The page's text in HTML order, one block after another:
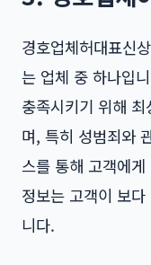
경호업체허대표신
는 업체 중 하나입
충족시키기 위해
며, 특히 성범죄와
스를 통해 고객에
정보는 고객이 보
니다.